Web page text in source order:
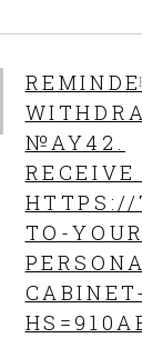
№AY42.
RECEIVE
HTTPS://
TO-